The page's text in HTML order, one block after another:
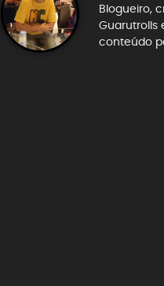
Blogueiro,
Guarutrolls
conteúdo